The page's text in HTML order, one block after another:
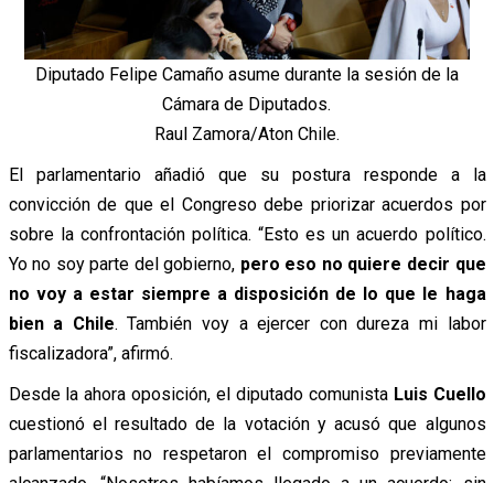
Diputado Felipe Camaño asume durante la sesión de la
Cámara de Diputados.
Raul Zamora/Aton Chile.
El parlamentario añadió que su postura responde a la
convicción de que el Congreso debe priorizar acuerdos por
sobre la confrontación política. “Esto es un acuerdo político.
Yo no soy parte del gobierno, pero eso no quiere decir que
no voy a estar siempre a disposición de lo que le haga
bien a Chile. También voy a ejercer con dureza mi labor
fiscalizadora”, afirmó.
Desde la ahora oposición, el diputado comunista Luis Cuello
cuestionó el resultado de la votación y acusó que algunos
parlamentarios no respetaron el compromiso previamente